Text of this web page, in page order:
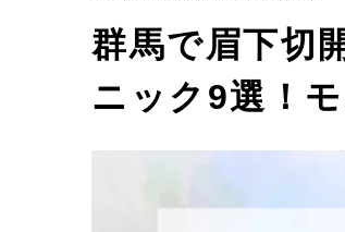
群馬で眉下切
ニック9選！